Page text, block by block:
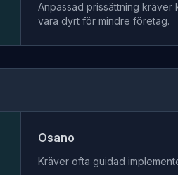
Anpassad prissättning kräver
vara dyrt för mindre företag.
Osano
Kräver ofta guidad